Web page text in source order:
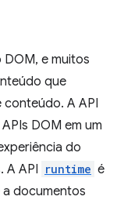
e muitos
que
A API
DOM em um
do
A API runtime é
documentos